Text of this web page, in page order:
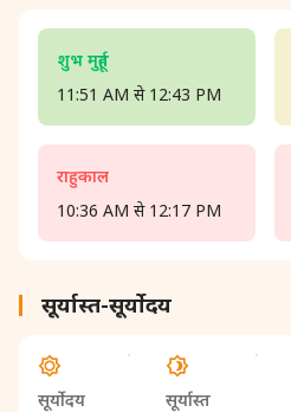
शुभ मुहूर्त
11:51 AM से 12:43 PM
राहुकाल
10:36 AM से 12:17 PM
सूर्यास्त-सूर्योदय
सूर्योदय
सूर्यास्त